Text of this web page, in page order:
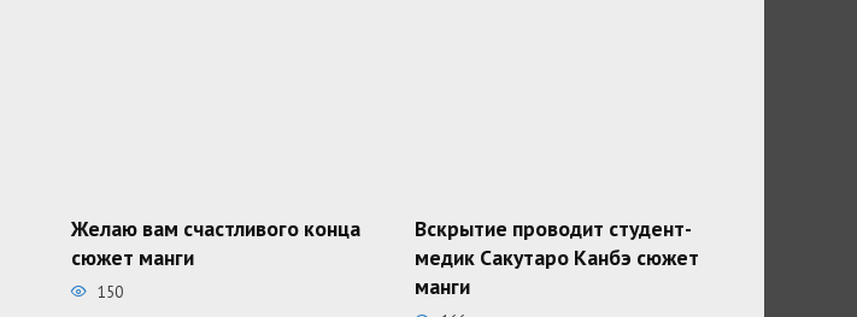
Желаю вам счастливого конца
сюжет манги
150
Вскрытие проводит студент-
медик Сакутаро Канбэ сюжет
манги